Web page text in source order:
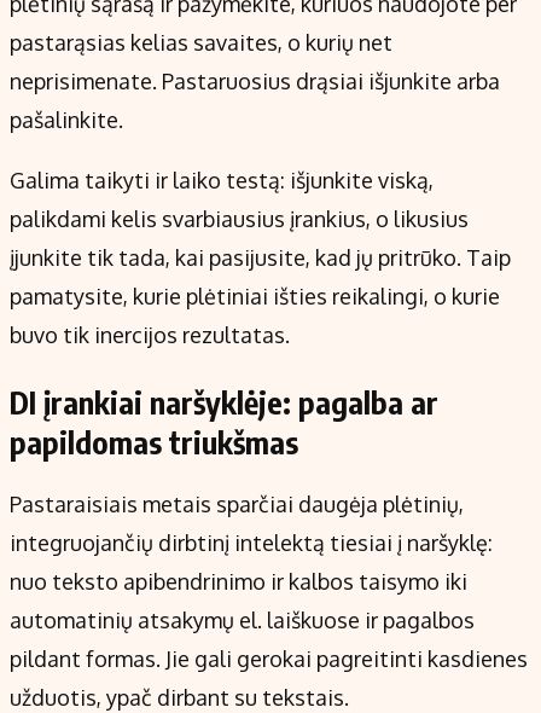
pastarąsias kelias savaites, o kurių net
neprisimenate. Pastaruosius drąsiai išjunkite arba
pašalinkite.
Galima taikyti ir laiko testą: išjunkite viską,
palikdami kelis svarbiausius įrankius, o likusius
įjunkite tik tada, kai pasijusite, kad jų pritrūko. Taip
pamatysite, kurie plėtiniai išties reikalingi, o kurie
buvo tik inercijos rezultatas.
DI įrankiai naršyklėje: pagalba ar
papildomas triukšmas
Pastaraisiais metais sparčiai daugėja plėtinių,
integruojančių dirbtinį intelektą tiesiai į naršyklę:
nuo teksto apibendrinimo ir kalbos taisymo iki
automatinių atsakymų el. laiškuose ir pagalbos
pildant formas. Jie gali gerokai pagreitinti kasdienes
užduotis, ypač dirbant su tekstais.